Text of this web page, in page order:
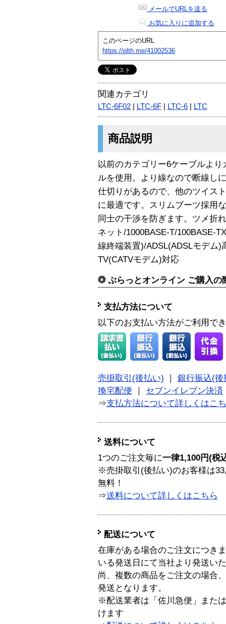
メールでURLを送る
お気に入りに追加する
このページのURL
https://plth.me/41002536
関連カテゴリ
LTC-6F02 LTC-6F LTC-6 LTC
商品説明
以前のカテゴリー6ケーブルよ
ルを使用。より線なので断線し
仕切りがあるので、他のツイス
に最適です。スリムブーツ採用
同士の干渉を防ぎます。ツメ折
ネット/1000BASE-T/100BASE-
線終端装置)/ADSL(ADSLモデム
TV(CATVモデム)対応
ぷらっとオンライン ご購入の
支払方法について
以下のお支払い方法がご利用で
売掛取引(後払い)
銀行振込(後
換宅配便
セブンイレブン決済
⇒支払方法について詳しくはこ
送料について
1つのご注文毎に一律1,100円(税
※売掛取引(後払い)のお客様は
無料！
⇒送料について詳しくはこちら
配送について
在庫がある場合のご注文につき
いる発送日にて当社より発送い
尚、複数の商品をご注文の場合
発送となります。
※配送業者は「佐川急便」また
けます